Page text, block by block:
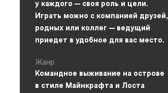
у каждого — своя роль и цели.
Играть можно с компанией друзей,
родных или коллег — ведущий
приедет в удобное для вас место.
Жанр
Командное выживание на острове
в стиле Майнкрафта и Лоста